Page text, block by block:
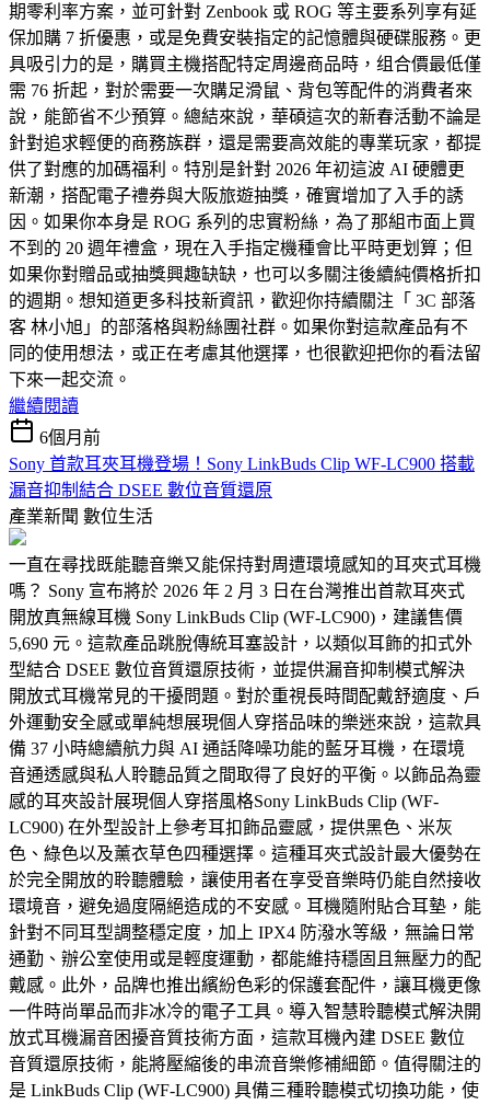
期零利率方案，並可針對 Zenbook 或 ROG 等主要系列享有延
保加購 7 折優惠，或是免費安裝指定的記憶體與硬碟服務。更
具吸引力的是，購買主機搭配特定周邊商品時，组合價最低僅
需 76 折起，對於需要一次購足滑鼠、背包等配件的消費者來
說，能節省不少預算。總結來說，華碩這次的新春活動不論是
針對追求輕便的商務族群，還是需要高效能的專業玩家，都提
供了對應的加碼福利。特別是針對 2026 年初這波 AI 硬體更
新潮，搭配電子禮券與大阪旅遊抽獎，確實增加了入手的誘
因。如果你本身是 ROG 系列的忠實粉絲，為了那組市面上買
不到的 20 週年禮盒，現在入手指定機種會比平時更划算；但
如果你對贈品或抽獎興趣缺缺，也可以多關注後續純價格折扣
的週期。想知道更多科技新資訊，歡迎你持續關注「 3C 部落
客 林小旭」的部落格與粉絲團社群。如果你對這款產品有不
同的使用想法，或正在考慮其他選擇，也很歡迎把你的看法留
下來一起交流。
繼續閱讀
6個月前
Sony 首款耳夾耳機登場！Sony LinkBuds Clip WF-LC900 搭載
漏音抑制結合 DSEE 數位音質還原
產業新聞 數位生活
一直在尋找既能聽音樂又能保持對周遭環境感知的耳夾式耳機
嗎？ Sony 宣布將於 2026 年 2 月 3 日在台灣推出首款耳夾式
開放真無線耳機 Sony LinkBuds Clip (WF-LC900)，建議售價
5,690 元。這款產品跳脫傳統耳塞設計，以類似耳飾的扣式外
型結合 DSEE 數位音質還原技術，並提供漏音抑制模式解決
開放式耳機常見的干擾問題。對於重視長時間配戴舒適度、戶
外運動安全感或單純想展現個人穿搭品味的樂迷來說，這款具
備 37 小時總續航力與 AI 通話降噪功能的藍牙耳機，在環境
音通透感與私人聆聽品質之間取得了良好的平衡。以飾品為靈
感的耳夾設計展現個人穿搭風格Sony LinkBuds Clip (WF-
LC900) 在外型設計上參考耳扣飾品靈感，提供黑色、米灰
色、綠色以及薰衣草色四種選擇。這種耳夾式設計最大優勢在
於完全開放的聆聽體驗，讓使用者在享受音樂時仍能自然接收
環境音，避免過度隔絕造成的不安感。耳機隨附貼合耳墊，能
針對不同耳型調整穩定度，加上 IPX4 防潑水等級，無論日常
通勤、辦公室使用或是輕度運動，都能維持穩固且無壓力的配
戴感。此外，品牌也推出繽紛色彩的保護套配件，讓耳機更像
一件時尚單品而非冰冷的電子工具。導入智慧聆聽模式解決開
放式耳機漏音困擾音質技術方面，這款耳機內建 DSEE 數位
音質還原技術，能將壓縮後的串流音樂修補細節。值得關注的
是 LinkBuds Clip (WF-LC900) 具備三種聆聽模式切換功能，使